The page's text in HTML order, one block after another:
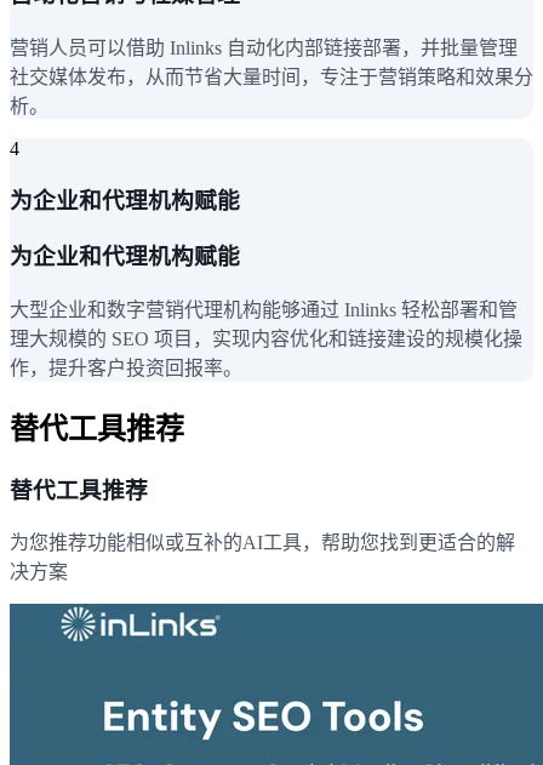
营销人员可以借助 Inlinks 自动化内部链接部署，并批量管理
社交媒体发布，从而节省大量时间，专注于营销策略和效果分
析。
4
为企业和代理机构赋能
为企业和代理机构赋能
大型企业和数字营销代理机构能够通过 Inlinks 轻松部署和管
理大规模的 SEO 项目，实现内容优化和链接建设的规模化操
作，提升客户投资回报率。
替代工具推荐
替代工具推荐
为您推荐功能相似或互补的AI工具，帮助您找到更适合的解
决方案